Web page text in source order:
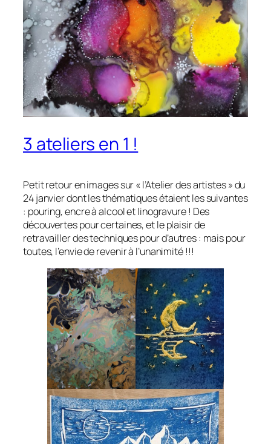
3 ateliers en 1 !
Petit retour en images sur « l’Atelier des artistes » du
24 janvier dont les thématiques étaient les suivantes
: pouring, encre à alcool et linogravure ! Des
découvertes pour certaines, et le plaisir de
retravailler des techniques pour d’autres : mais pour
toutes, l’envie de revenir à l’unanimité !!!